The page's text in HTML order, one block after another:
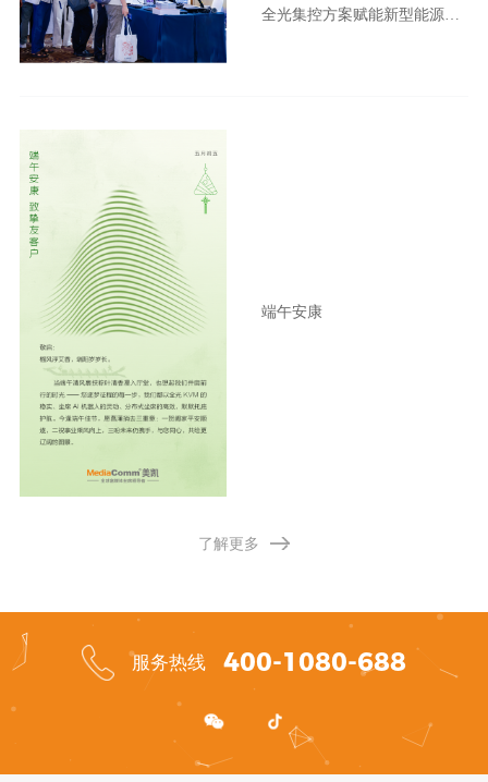
全光集控方案赋能新型能源体
端午安康
了解更多
服务热线 400-1080-688